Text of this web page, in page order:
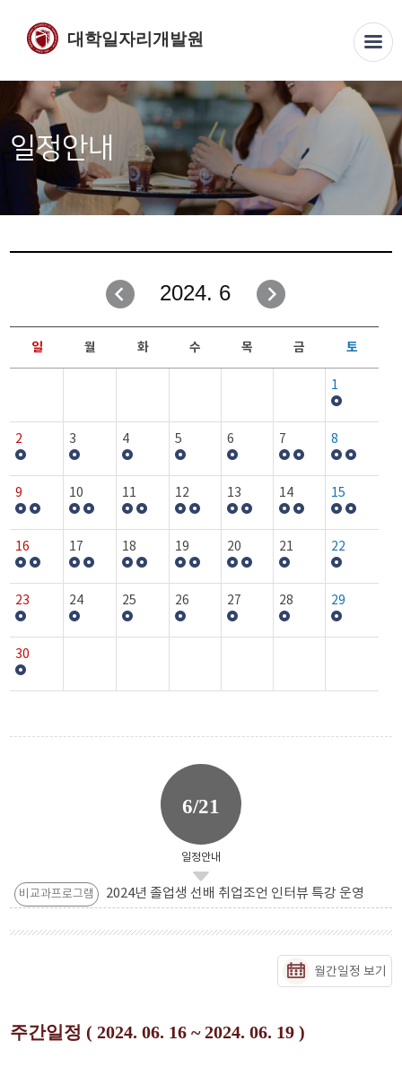
대학일자리개발원
일정안내
2024. 6
일 월 화 수 목 금 토
1
2 3 4 5 6 7 8
9 10 11 12 13 14 15
16 17 18 19 20 21 22
23 24 25 26 27 28 29
30
6/21
일정안내
비교과프로그램 2024년 졸업생 선배 취업조언 인터뷰 특강 운영
월간일정 보기
주간일정 ( 2024. 06. 16 ~ 2024. 06. 19 )